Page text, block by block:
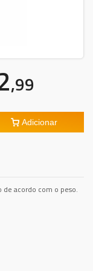
,99
Adicionar
de acordo com o peso.